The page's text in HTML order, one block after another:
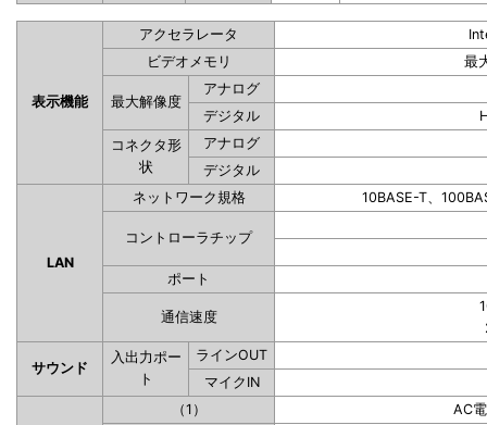
表示機能
アクセラレータ
ビデオメモリ
最
最大解像度
アナログ
デジタル
コネクタ形
状
アナログ
デジタル
LAN
ネットワーク規格 10BASE-T、
コントローラチップ
ポート
通信速度
サウンド
入出力ポー
ト
ラインOUT
マイクIN
（1）
AC